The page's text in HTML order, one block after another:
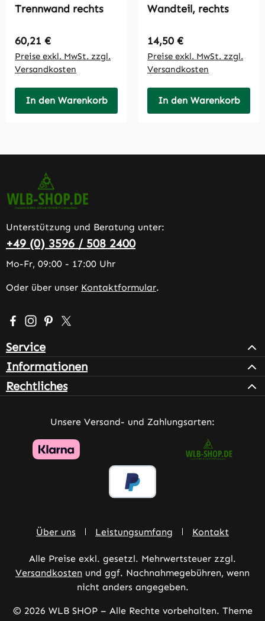
Trennwand rechts
Regulärer Preis:
60,21 €
Preise exkl. MwSt. zzgl.
Versandkosten
In den Warenkorb
Wandteil, rechts
Regulärer Preis:
14,50 €
Preise exkl. MwSt. zzgl.
Versandkosten
In den Warenkorb
Unterstützung und Beratung unter:
+49 (0) 3596 / 508 2400
Mo-Fr, 09:00 - 17:00 Uhr
Oder über unser Kontaktformular.
Besuche uns auf Facebook – öffnet in neuem Tab
Schau auf Instagram vorbei – öffnet in neuem Tab
Lass dich auf Pinterest inspirieren – öffnet in
Folge uns auf X – öffnet in neuem Tab
Service
Informationen
Rechtliches
Unsere Versand- und Zahlungsarten:
Über uns Leistungsumfang Kontakt
Alle Preise exkl. gesetzl. Mehrwertsteuer zzgl.
Versandkosten und ggf. Nachnahmegebühren, wenn
nicht anders angegeben.
© 2026 WLB SHOP – Alle Rechte vorbehalten. Theme